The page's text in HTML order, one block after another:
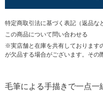
特定商取引法に基づく表記（返品な
この商品について問い合わせる
※実店舗と在庫を共有しております
が欠品する場合がございます。その
毛筆による手描きで一点一